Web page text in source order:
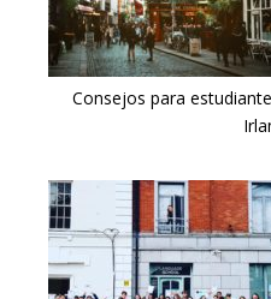
Consejos para